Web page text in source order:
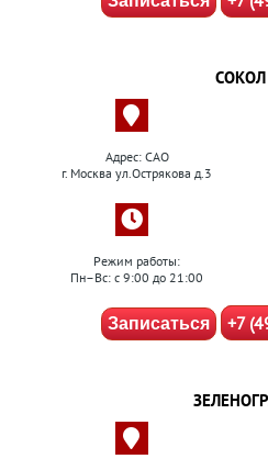
СОКОЛ
Адрес: САО
г. Москва ул.Острякова д.3
Режим работы:
Пн–Вс: с 9:00 до 21:00
Записаться +7